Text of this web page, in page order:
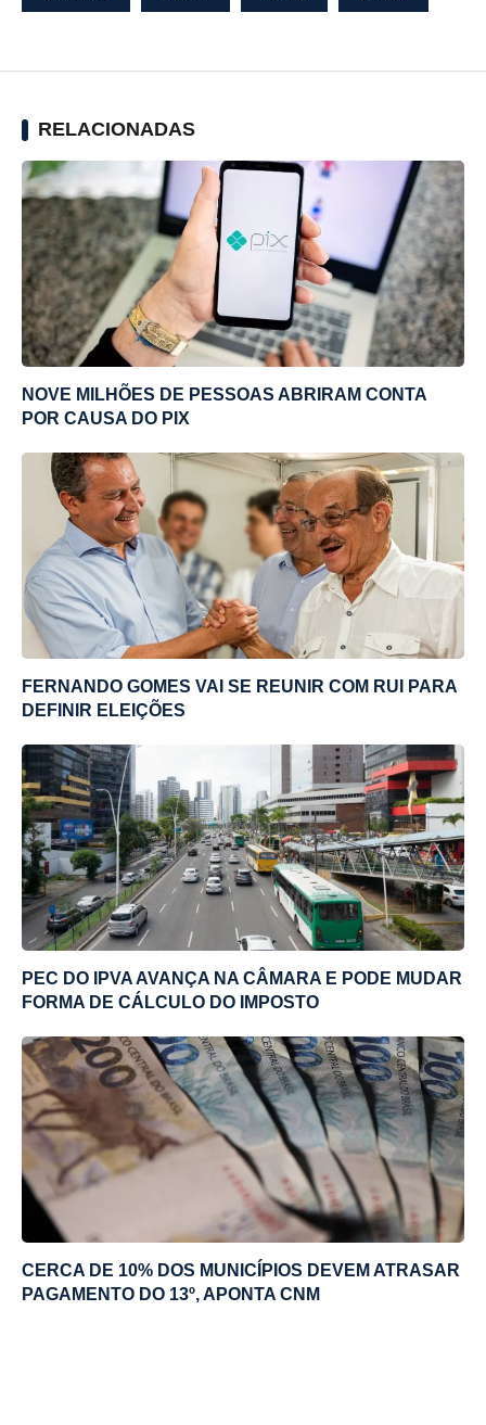
RELACIONADAS
NOVE MILHÕES DE PESSOAS ABRIRAM CONTA
POR CAUSA DO PIX
FERNANDO GOMES VAI SE REUNIR COM RUI PARA
DEFINIR ELEIÇÕES
PEC DO IPVA AVANÇA NA CÂMARA E PODE MUDAR
FORMA DE CÁLCULO DO IMPOSTO
CERCA DE 10% DOS MUNICÍPIOS DEVEM ATRASAR
PAGAMENTO DO 13º, APONTA CNM